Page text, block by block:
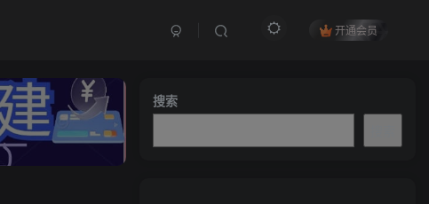
开通会员
搜索